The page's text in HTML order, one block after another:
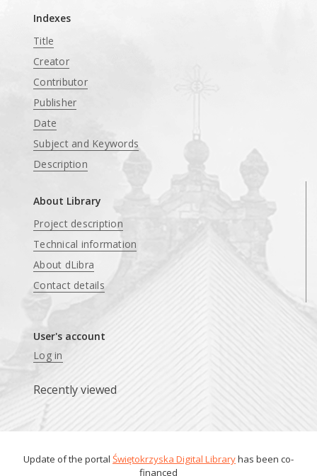
Indexes
Title
Creator
Contributor
Publisher
Date
Subject and Keywords
Description
About Library
Project description
Technical information
About dLibra
Contact details
User's account
Log in
Recently viewed
Update of the portal Świętokrzyska Digital Libraryhas been co-
financed